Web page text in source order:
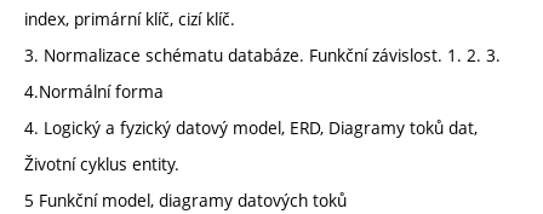
index, primární klíč, cizí klíč.
3. Normalizace schématu databáze. Funkční závislost. 1. 2. 3.
4.Normální forma
4. Logický a fyzický datový model, ERD, Diagramy toků dat,
Životní cyklus entity.
5 Funkční model, diagramy datových toků